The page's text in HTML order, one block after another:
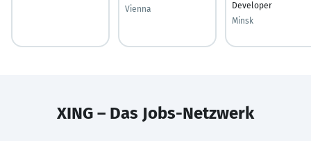
Vienna
Developer
Minsk
XING – Das Jobs-Netzwerk